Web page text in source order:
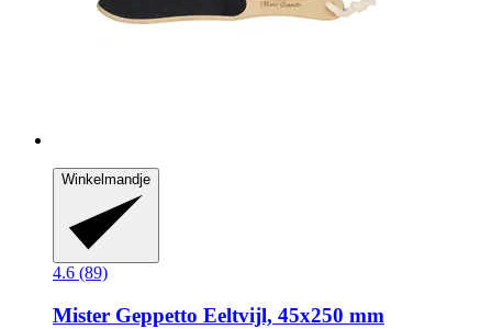
Winkelmandje
4.6 (89)
Mister Geppetto Eeltvijl, 45x250 mm